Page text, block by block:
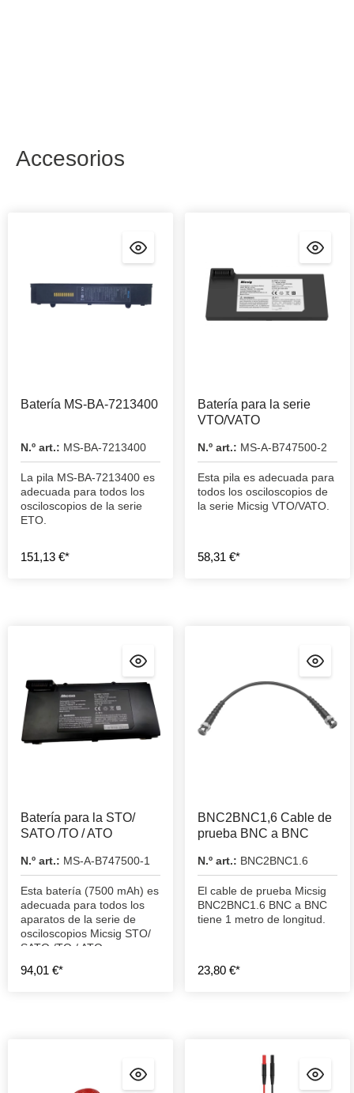
Accesorios
Batería MS-BA-7213400
N.º art.: MS-BA-7213400
La pila MS-BA-7213400 es
adecuada para todos los
osciloscopios de la serie
ETO.
151,13 €*
Batería para la serie
VTO/VATO
N.º art.: MS-A-B747500-2
Esta pila es adecuada para
todos los osciloscopios de
la serie Micsig VTO/VATO.
58,31 €*
Batería para la STO/
SATO /TO / ATO
N.º art.: MS-A-B747500-1
Esta batería (7500 mAh) es
adecuada para todos los
aparatos de la serie de
osciloscopios Micsig STO/
SATO /TO / ATO.
94,01 €*
BNC2BNC1,6 Cable de
prueba BNC a BNC
N.º art.: BNC2BNC1.6
El cable de prueba Micsig
BNC2BNC1.6 BNC a BNC
tiene 1 metro de longitud.
23,80 €*